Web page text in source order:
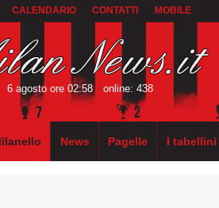
CALENDARIO CONTATTI MOBILE
6 agosto ore 02:58 online: 438
News Pagelle I tabellini